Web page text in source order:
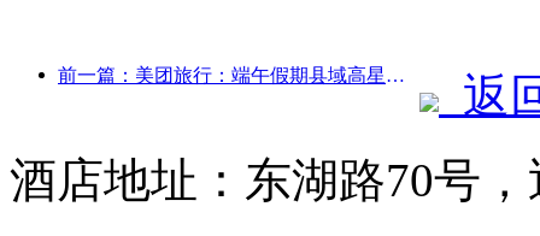
前一篇：美团旅行：端午假期县域高星酒店预订火热，亲子家庭成主力
返
酒店地址：东湖路70号